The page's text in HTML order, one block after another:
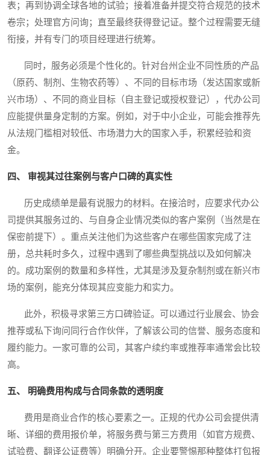
表；再到协调全球各地的试验；接着准备并提交符合规范的技术
卷宗；处理官方问询；直至最终获得登记证。整个过程需要无缝
衔接，并有专门的项目经理进行统筹。
同时，服务必须是个性化的。针对台州企业不同性质的产品
（原药、制剂、生物农药等）、不同的目标市场（发达国家或新
兴市场）、不同的商业目标（自主登记或授权登记），代办公司
应能提供量身定制的方案。例如，对于中小企业，可能会推荐先
从法规门槛相对较低、市场潜力大的国家入手，积累经验和资
金。
四、 审视其过往案例与客户口碑的真实性
历史成绩单是最有说服力的材料。在接洽时，应要求代办公
司提供其服务过的、与自身企业情况类似的客户案例（当然是在
保密前提下）。重点关注他们为这些客户在哪些国家完成了注
册，总共耗时多久，过程中遇到了哪些典型挑战以及如何解决
的。成功案例的数量和多样性，尤其是涉及复杂制剂或在新兴市
场的案例，能充分体现其应变能力和实力。
此外，积极寻求第三方口碑验证。可以通过行业展会、协会
推荐或私下询问同行合作伙伴，了解该公司的信誉、服务态度和
履约能力。一家可靠的公司，其客户续约率或推荐率通常会比较
高。
五、 明确费用构成与合同条款的透明度
费用是商业合作的核心要素之一。正规的代办公司会提供清
晰、详细的费用报价单，将服务费与第三方费用（如官方规费、
试验费、翻译公证费等）明确分开。企业要警惕那种整体打包报